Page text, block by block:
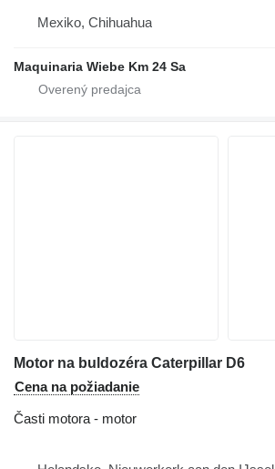
Mexiko, Chihuahua
Maquinaria Wiebe Km 24 Sa
Motor na buldozéra Caterpillar D6
Cena na požiadanie
Časti motora - motor